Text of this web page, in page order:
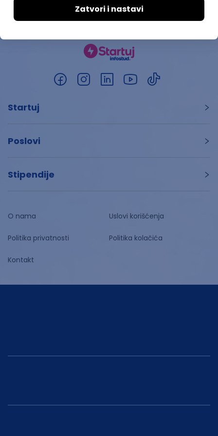
Startuj
Poslovi
Stipendije
O nama Uslovi korišćenja
Politika privatnosti Politika kolačića
Kontakt